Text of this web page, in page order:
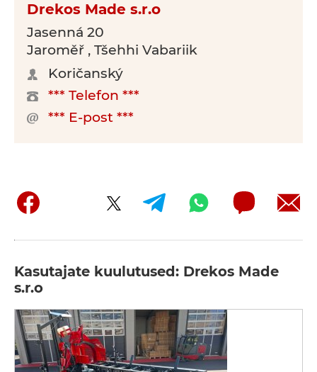
Drekos Made s.r.o
Jasenná 20
Jaroměř , Tšehhi Vabariik
Koričanský
*** Telefon ***
*** E-post ***
Kasutajate kuulutused: Drekos Made
s.r.o